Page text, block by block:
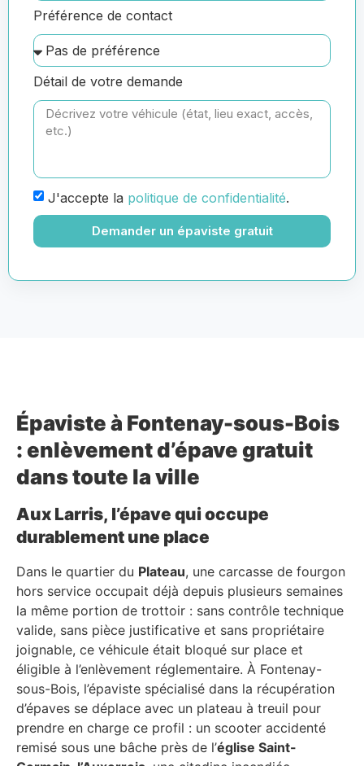
Préférence de contact
Détail de votre demande
J'accepte la politique de confidentialité.
Demander un épaviste gratuit
Épaviste à Fontenay-sous-Bois
: enlèvement d’épave gratuit
dans toute la ville
Aux Larris, l’épave qui occupe
durablement une place
Dans le quartier du Plateau, une carcasse de fourgon
hors service occupait déjà depuis plusieurs semaines
la même portion de trottoir : sans contrôle technique
valide, sans pièce justificative et sans propriétaire
joignable, ce véhicule était bloqué sur place et
éligible à l’enlèvement réglementaire. À Fontenay-
sous-Bois, l’épaviste spécialisé dans la récupération
d’épaves se déplace avec un plateau à treuil pour
prendre en charge ce profil : un scooter accidenté
remisé sous une bâche près de l’église Saint-